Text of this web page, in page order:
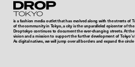
Droptokyo
is a fashion media outlet that has evolved along with the streets of
of the community in Tokyo, a city is the unparalleled epicenter of
Droptokyo continues to document the ever-changing streets. At
vision and a mission to support the further development of
As digital natives, we will jump over all borders and expand the